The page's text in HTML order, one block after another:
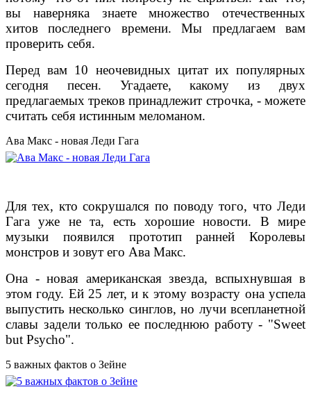
вы наверняка знаете множество отечественных
хитов последнего времени. Мы предлагаем вам
проверить себя.
Перед вам 10 неочевидных цитат их популярных
сегодня песен. Угадаете, какому из двух
предлагаемых треков принадлежит строчка, - можете
считать себя истинным меломаном.
Ава Макс - новая Леди Гага
Для тех, кто сокрушался по поводу того, что Леди
Гага уже не та, есть хорошие новости. В мире
музыки появился прототип ранней Королевы
монстров и зовут его Ава Макс.
Она - новая американская звезда, вспыхнувшая в
этом году. Ей 25 лет, и к этому возрасту она успела
выпустить несколько синглов, но лучи всепланетной
славы задели только ее последнюю работу - "Sweet
but Psycho".
5 важных фактов о Зейне